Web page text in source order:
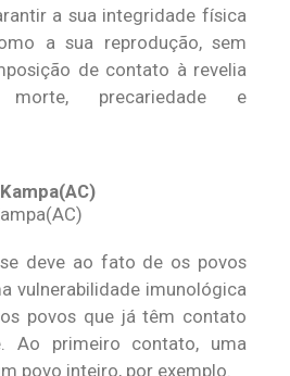
a sua integridade física
a sua reprodução, sem
de contato à revelia
precariedade e
deve ao fato de os povos
vulnerabilidade imunológica
povos que já têm contato
Ao primeiro contato, uma
povo inteiro, por exemplo.